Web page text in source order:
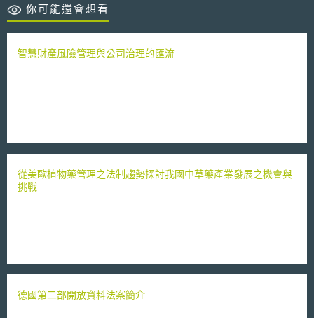
你可能還會想看
智慧財產風險管理與公司治理的匯流
從美歐植物藥管理之法制趨勢探討我國中草藥產業發展之機會與
挑戰
德國第二部開放資料法案簡介